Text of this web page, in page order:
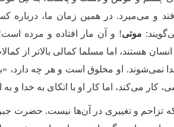
و می‌میرد. در همین زمان ما، درباره
موتی! و آن مار افتاده و مرده است!
هستند، ‌اما مسلما کمالی بالاتر از
نمی‌شوند. او مخلوق است و هر چه دارد،
کار می‌کند، اما کار او با اتکای به خدا و
و تغییری در آن‌ها نیست. حضرت